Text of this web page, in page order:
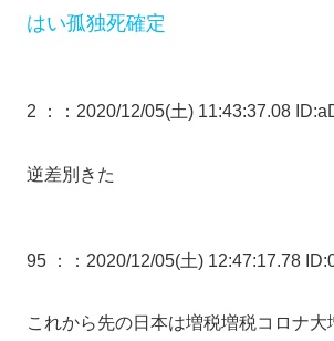
はい孤独死確定
2 ： ：2020/12/05(土) 11:43:37.08
逆差別きた
95 ： ：2020/12/05(土) 12:47:17.78
これから先の日本は増税増税コロナ大